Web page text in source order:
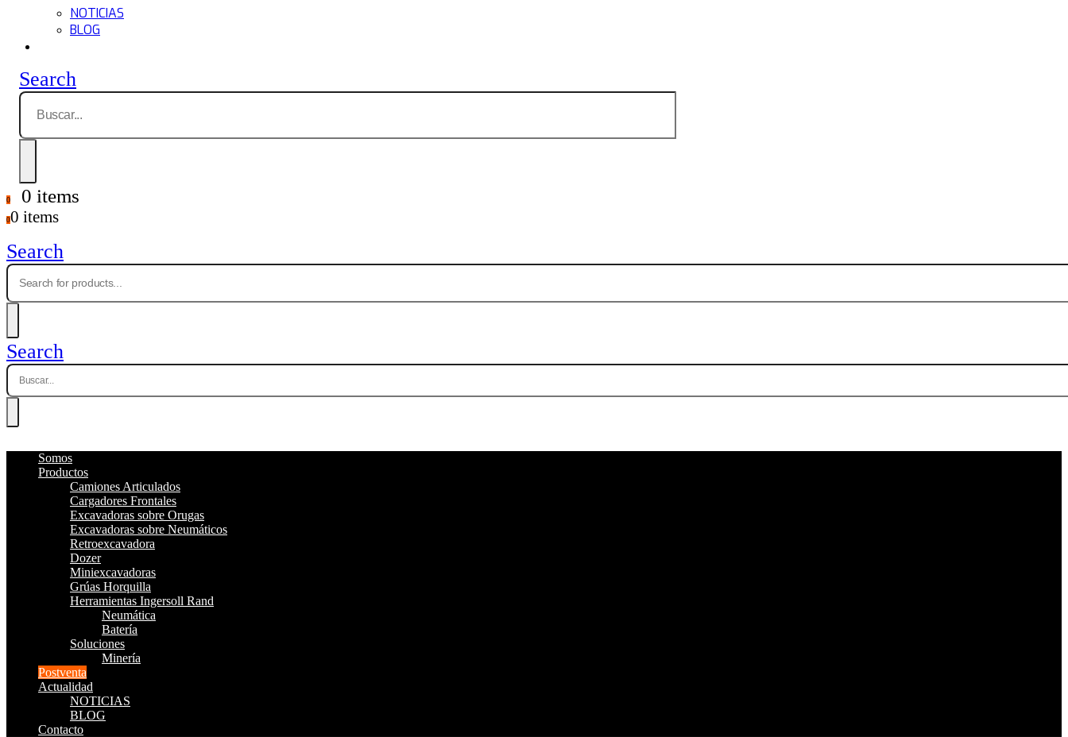
NOTICIAS
BLOG
Search
0 0 items
00 items
Search
Search
Somos
Productos
Camiones Articulados
Cargadores Frontales
Excavadoras sobre Orugas
Excavadoras sobre Neumáticos
Retroexcavadora
Dozer
Miniexcavadoras
Grúas Horquilla
Herramientas Ingersoll Rand
Neumática
Batería
Soluciones
Minería
Postventa
Actualidad
NOTICIAS
BLOG
Contacto